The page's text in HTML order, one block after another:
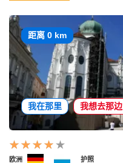
距离 0 km
我在那里 我想去那边
欧洲 护照